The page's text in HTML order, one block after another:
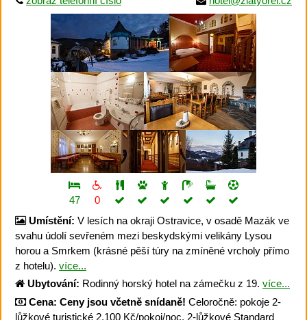
47
0
Umístění: V lesích na okraji Ostravice, v osadě Mazák ve
svahu údolí sevřeném mezi beskydskými velikány Lysou
horou a Smrkem (krásné pěší túry na zmíněné vrcholy přímo
z hotelu). více...
Ubytování: Rodinný horský hotel na zámečku z 19. více...
Cena: Ceny jsou včetně snídaně! Celoročně: pokoje 2-
lůžkové turistické 2.100 Kč/pokoj/noc, 2-lůžkové Standard